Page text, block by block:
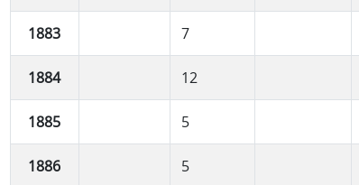
1883 7
1884 12
1885 5
1886 5